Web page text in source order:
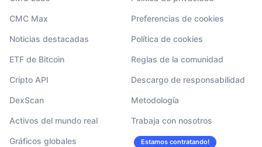
CMC Max
Noticias destacadas
ETF de Bitcoin
Cripto API
DexScan
Activos del mundo real
Gráficos globales
Preferencias de cookies
Política de cookies
Reglas de la comunidad
Descargo de responsabilidad
Metodología
Trabaja con nosotros
Estamos contratando!